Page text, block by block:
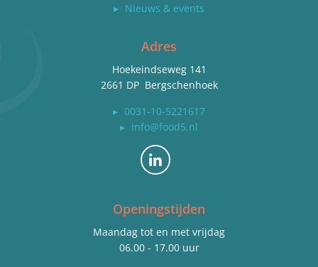
▸ Nieuws & events
Adres
Hoekeindseweg 141
2661 DP Bergschenhoek
▸ 0031-10-5221617
▸ info@food5.nl
Bekijk ons op LinkedIn
Openingstijden
Maandag tot en met vrijdag
06.00 - 17.00 uur